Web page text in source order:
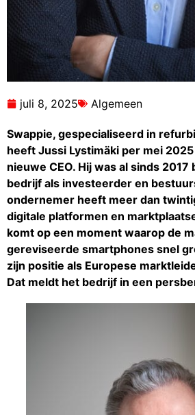
juli 8, 2025 Algemeen
Swappie, gespecialiseerd in
heeft Jussi Lystimäki per mei
nieuwe CEO. Hij was al sinds
bedrijf als investeerder en
ondernemer heeft meer dan
digitale platformen en
komt op een moment waarop de
gereviseerde smartphones snel
zijn positie als Europese
Dat meldt het bedrijf in een